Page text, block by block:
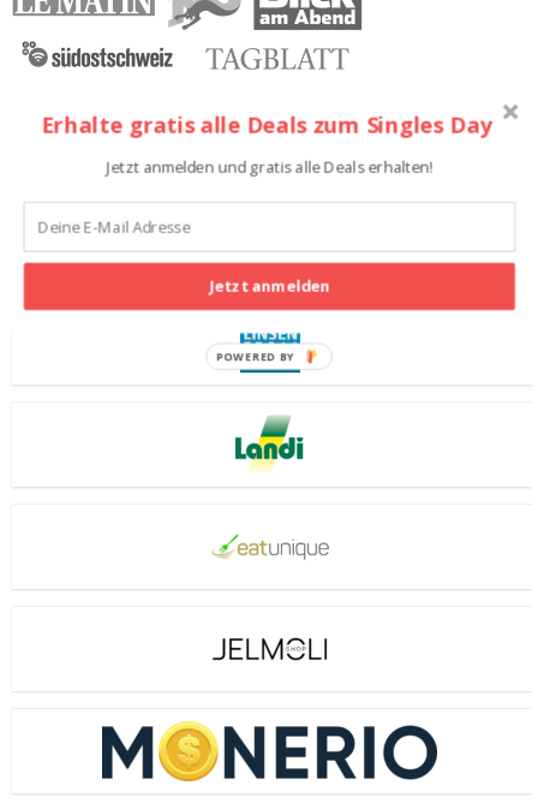
Teilnehmende Shops
Erhalte gratis alle Deals zum Singles Day
Jetzt anmelden und gratis alle Deals erhalten!
Jetzt anmelden
POWERED BY